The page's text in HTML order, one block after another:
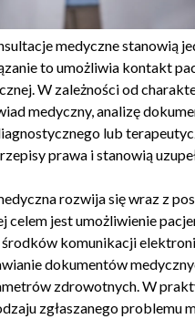
medyczne stanowią
to umożliwia kontakt
W zależności od
medyczny, analizę
lub
prawa i stanowią
rozwija się wraz z
celem jest umożliwienie
komunikacji
dokumentów
zdrowotnych. W
zgłaszanego problemu